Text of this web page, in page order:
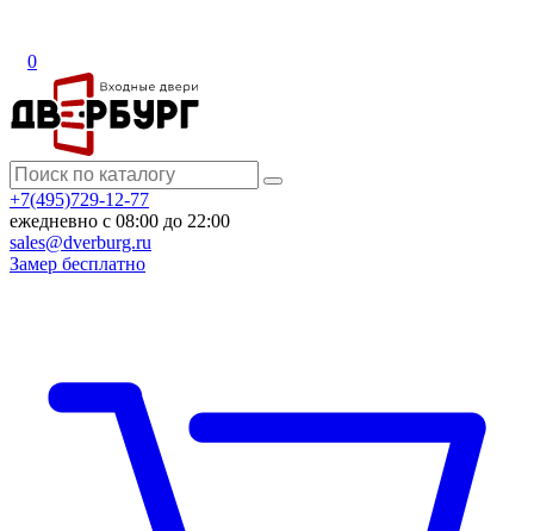
0
+7(495)729-12-77
ежедневно с 08:00 до 22:00
sales@dverburg.ru
Замер бесплатно